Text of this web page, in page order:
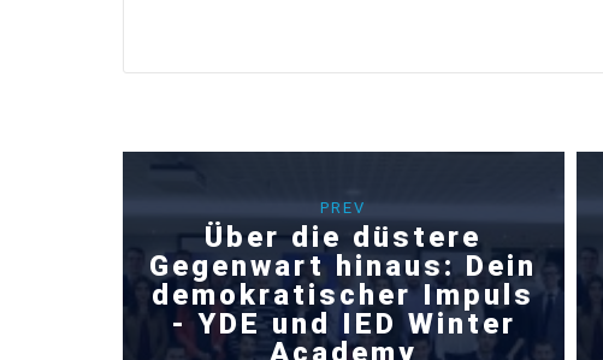
PREV
Über die düstere
Gegenwart hinaus: Dein
demokratischer Impuls
- YDE und IED Winter
Academy